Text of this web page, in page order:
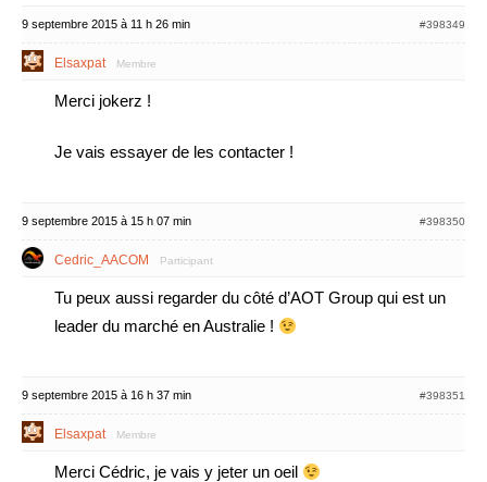
9 septembre 2015 à 11 h 26 min #398349
Elsaxpat Membre
Merci jokerz !
Je vais essayer de les contacter !
9 septembre 2015 à 15 h 07 min #398350
Cedric_AACOM Participant
Tu peux aussi regarder du côté d’AOT Group qui est un
leader du marché en Australie !
9 septembre 2015 à 16 h 37 min #398351
Elsaxpat Membre
Merci Cédric, je vais y jeter un oeil